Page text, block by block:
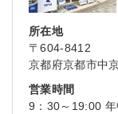
所在地
〒604-8412
京都府京都市中
営業時間
9：30～19:00 年